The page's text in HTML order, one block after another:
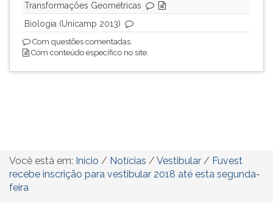
Transformações Geométricas
Biologia (Unicamp 2013)
Com questões comentadas.
Com conteúdo específico no site.
Você está em: Início / Notícias / Vestibular / Fuvest
recebe inscrição para vestibular 2018 até esta segunda-
feira